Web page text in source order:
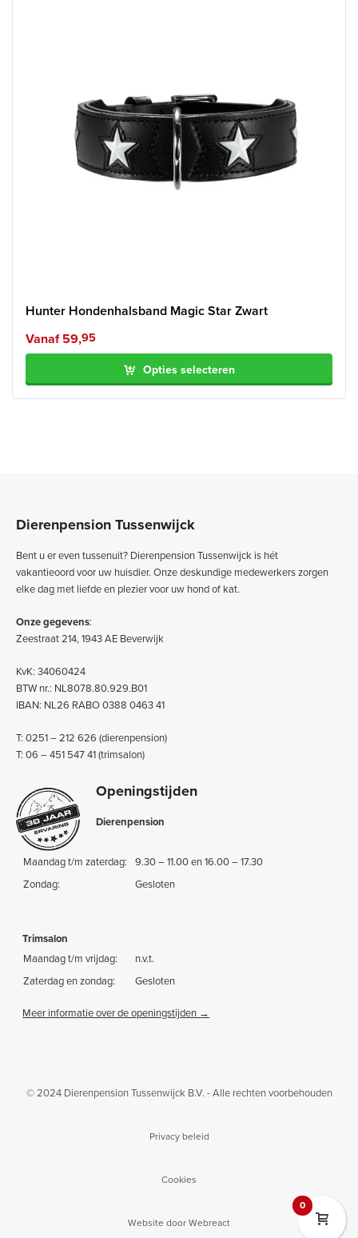
Hunter Hondenhalsband Magic Star Zwart
Vanaf 59,95
Opties selecteren
Dierenpension Tussenwijck
Bent u er even tussenuit? Dierenpension Tussenwijck is hét
vakantieoord voor uw huisdier. Onze deskundige medewerkers zorgen
elke dag met liefde en plezier voor uw hond of kat.
Onze gegevens:
Zeestraat 214, 1943 AE Beverwijk
KvK: 34060424
BTW nr.: NL8078.80.929.B01
IBAN: NL26 RABO 0388 0463 41
T: 0251 – 212 626 (dierenpension)
T: 06 – 451 547 41 (trimsalon)
Openingstijden
Dierenpension
Maandag t/m zaterdag:
9.30 – 11.00 en 16.00 – 17.30
Zondag:
Gesloten
Trimsalon
Maandag t/m vrijdag:
n.v.t.
Zaterdag en zondag:
Gesloten
Meer informatie over de openingstijden →
© 2024 Dierenpension Tussenwijck B.V. - Alle rechten voorbehouden
Privacy beleid
Cookies
Website door Webreact
0